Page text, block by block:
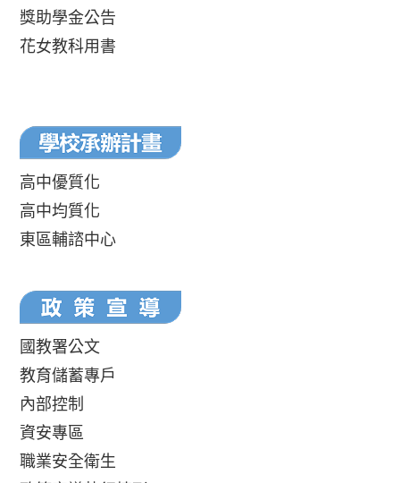
獎助學金公告
花女教科用書
高中優質化
高中均質化
東區輔諮中心
國教署公文
教育儲蓄專戶
內部控制
資安專區
職業安全衛生